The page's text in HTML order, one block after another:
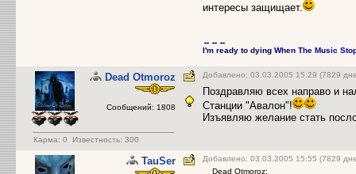
интересы защищает.
↔↔↔
I'm ready to dying When The Music
Dead Otmoroz
Сообщений: 1808
Карма: 0 Известность: 300
Добавлено: 03.03.2005 15:29 (7829
Поздравляю всех направо и
Станции "Авалон"!
Изъявляю желание стать
TauSer
Добавлено: 03.03.2005 15:55 (7829
Dead Otmoroz: